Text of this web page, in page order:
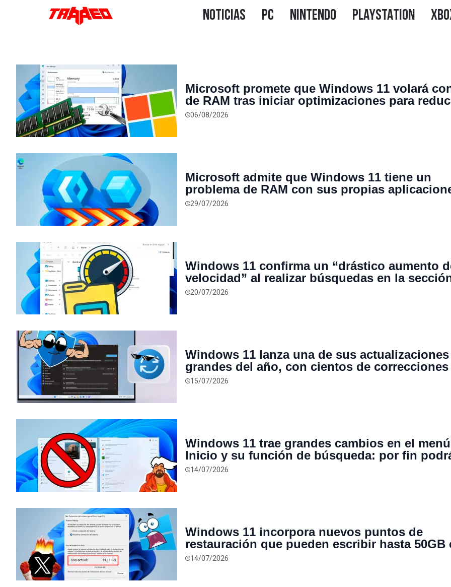
Microsoft promete que Windows 11 volará
de RAM tras iniciar optimizaciones para
consumo de recursos
06/08/2026
Microsoft admite que Windows 11 tiene un
problema de RAM con sus propias
está trabajando en solucionarlo antes de
29/07/2026
Windows 11 confirma un “drástico aumento
velocidad” al realizar búsquedas en la
“Este equipo” del Explorador de archivos
20/07/2026
Windows 11 lanza una de sus
grandes del año, con cientos de correcciones
seguridad, nueva restauración del sistema y
15/07/2026
Windows 11 trae grandes cambios en el
Inicio y su función de búsqueda: por fin
desactivar los resultados web
14/07/2026
Windows 11 incorpora nuevos puntos de
restauración que pueden escribir hasta 50GB
SSD cada 72 horas, pero la comunidad aclara
14/07/2026